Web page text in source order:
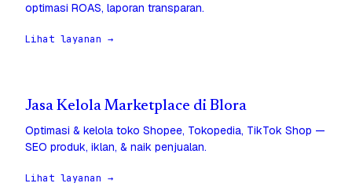
optimasi ROAS, laporan transparan.
Lihat layanan →
Jasa Kelola Marketplace di Blora
Optimasi & kelola toko Shopee, Tokopedia, TikTok Shop —
SEO produk, iklan, & naik penjualan.
Lihat layanan →